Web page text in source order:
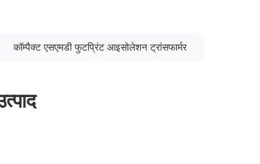
कॉम्पैक्ट एसएमडी फुटप्रिंट आइसोलेशन ट्रांसफार्मर